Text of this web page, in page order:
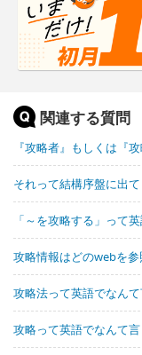
関連する質問
『攻略者』もしくは『
それって結構序盤に出
「～を攻略する」って
攻略情報はどのwebを
攻略法って英語でなんて
攻略って英語でなんて言